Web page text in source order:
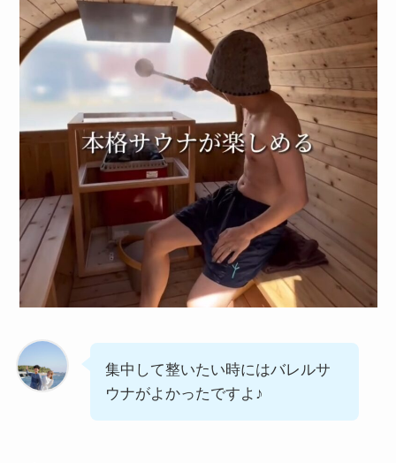
集中して整いたい時にはバレルサ
ウナがよかったですよ♪